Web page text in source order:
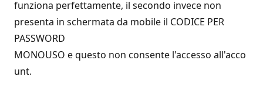
funziona perfettamente, il secondo invece non
presenta in schermata da mobile il CODICE PER
PASSWORD
MONOUSO e questo non consente l'accesso all'acco
unt.